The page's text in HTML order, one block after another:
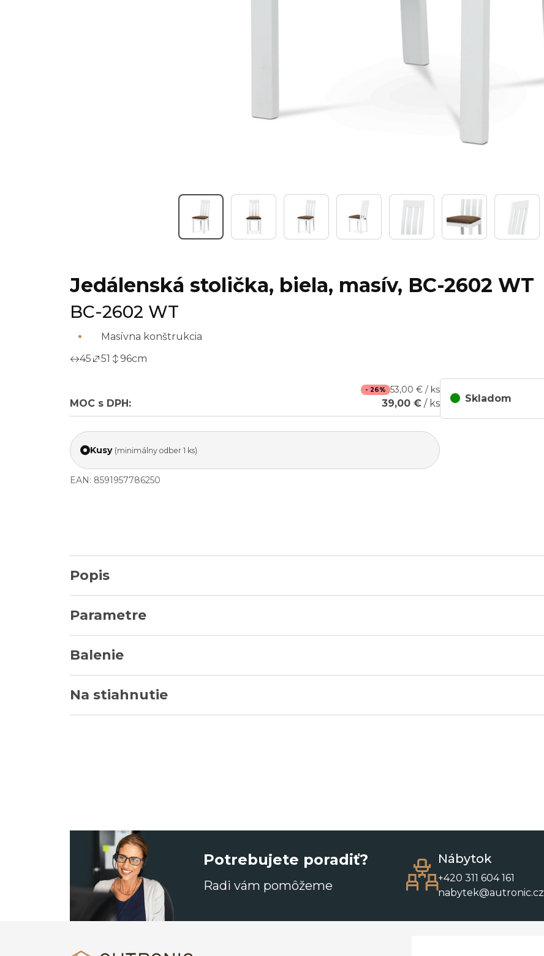
Jedálenská stolička, biela, masív, BC-2602 WT
BC-2602 WT
Masívna konštrukcia
45
51 96cm
- 26% 53,00 € / ks
MOC s DPH: 39,00 € / ks
Kusy (minimálny odber 1 ks)
EAN: 8591957786250
Skladom
Popis
Parametre
Balenie
Na stiahnutie
Potrebujete poradiť?
Radi vám pomôžeme
Nábytok
+420 311 604 161
nabytek@autronic.cz